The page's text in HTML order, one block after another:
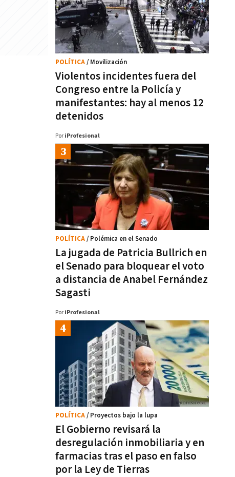
Violentos incidentes fuera del
Congreso entre la Policía y
manifestantes: hay al menos 12
detenidos
POLÍTICA/ Movilización
Por iProfesional
La jugada de Patricia Bullrich en
el Senado para bloquear el voto
a distancia de Anabel Fernández
Sagasti
POLÍTICA/ Polémica en el Senado
Por iProfesional
El Gobierno revisará la
desregulación inmobiliaria y en
farmacias tras el paso en falso
por la Ley de Tierras
POLÍTICA/ Proyectos bajo la lupa